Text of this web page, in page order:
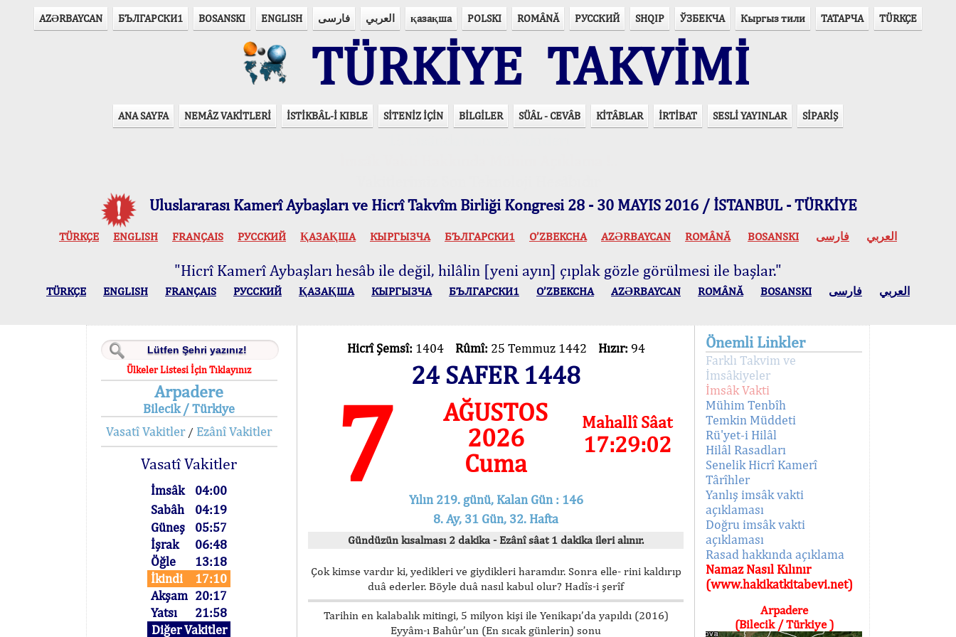
AZӘRBAYCAN БЪЛГАРСКИ1 BOSANSKI ENGLISH فارسی العربي қазақша POLSKI ROMÂNĂ РУССКИЙ SHQIP ЎЗБЕКЧА Кыргыз тили ТАТАРЧА TÜRKÇE
TÜRKİYE TAKVİMİ
ANA SAYFA NEMÂZ VAKİTLERİ İSTİKBÂL-İ KIBLE SİTENİZ İÇİN BİLGİLER SÜÂL - CEVÂB KİTÂBLAR İRTİBAT SESLİ YAYINLAR SİPARİŞ
Uluslararası Kamerî Aybaşları ve Hicrî Takvîm Birliği Kongresi 28 - 30 MAYIS 2016 / İSTANBUL - TÜRKİYE
TÜRKÇE ENGLISH FRANÇAIS РУССКИЙ ҚАЗАҚША КЫPГЫЗЧA БЪЛГАРСКИ1 O’ZBEKCHA AZӘRBAYCAN ROMÂNĂ BOSANSKI العربي فارسی
"Hicrî Kamerî Aybaşları hesâb ile değil, hilâlin [yeni ayın] çıplak gözle görülmesi ile başlar."
TÜRKÇE ENGLISH FRANÇAIS РУССКИЙ ҚАЗАҚША КЫPГЫЗЧA БЪЛГАРСКИ1 O’ZBEKCHA AZӘRBAYCAN ROMÂNĂ BOSANSKI العربي فارسی
Ülkeler Listesi İçin Tıklayınız
Arpadere
Bilecik / Türkiye
Vasatî Vakitler/ Ezânî Vakitler
Vasatî Vakitler
İmsâk
04:00
Sabâh
04:19
Güneş
05:57
İşrak
06:48
Öğle
13:18
İkindi
17:10
Akşam 20:17
Yatsı
21:58
Diğer Vakitler
Hicrî Şemsî: 1404 Rûmî: 25 Temmuz 1442 Hızır: 94
24 SAFER 1448
7
AĞUSTOS
2026
Cuma
Mahallî Sâat
17:29:02
Yılın 219. günü, Kalan Gün : 146
8. Ay, 31 Gün, 32. Hafta
Gündüzün kısalması 2 dakika - Ezânî sâat 1 dakika ileri alınır.
Çok kimse vardır ki, yedikleri ve giydikleri haramdır. Sonra elle- rini kaldırıp
duâ ederler. Böyle duâ nasıl kabul olur? Hadîs-i şerîf
Tarihin en kalabalık mitingi, 5 milyon kişi ile Yenikapı’da yapıldı (2016)
Eyyâm-ı Bahûr’un (En sıcak günlerin) sonu
Önemli Linkler
Farklı Takvim ve
İmsâkiyeler
İmsâk Vakti
Mühim Tenbîh
Temkin Müddeti
Rü'yet-i Hilâl
Hilâl Rasadları
Senelik Hicrî Kamerî
Târîhler
Yanlış imsâk vakti
açıklaması
Doğru imsâk vakti
açıklaması
Rasad hakkında açıklama
Namaz Nasıl Kılınır
(www.hakikatkitabevi.net)
Arpadere
(Bilecik / Türkiye )